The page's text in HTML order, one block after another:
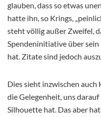
glauben, dass so etwas
hatte ihn, so Krings,
steht völlig außer Zweifel,
Spendeninitiative über
hat. Zitate sind jedoch
Dies sieht inzwischen auch
die Gelegenheit, uns
Silhouette hat. Das aber